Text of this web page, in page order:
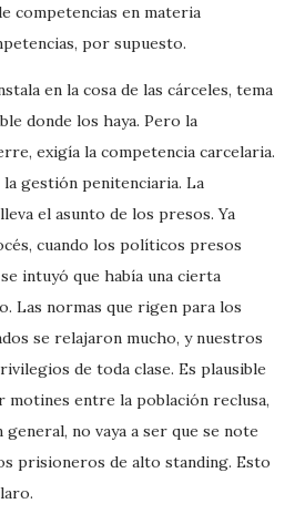
competencias en materia
por supuesto.
en la cosa de las cárceles, tema
donde los haya. Pero la
exigía la competencia carcelaria.
gestión penitenciaria. La
el asunto de los presos. Ya
cuando los políticos presos
intuyó que había una cierta
Las normas que rigen para los
se relajaron mucho, y nuestros
de toda clase. Es plausible
motines entre la población reclusa,
no vaya a ser que se note
prisioneros de alto standing. Esto